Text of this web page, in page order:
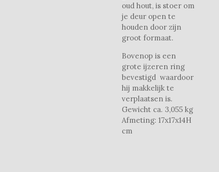
oud hout, is stoer om
je deur open te
houden door zijn
groot formaat.
Bovenop is een
grote ijzeren ring
bevestigd waardoor
hij makkelijk te
verplaatsen is.
Gewicht ca. 3,055 kg
Afmeting: 17x17x14H
cm